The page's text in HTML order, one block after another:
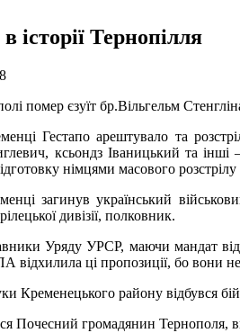
історії Тернопілля
помер єзуїт бр.Вільгельм
Гестапо арештувало та
ксьондз Іваницький та
німцями масового
загинув український
дивізії, полковник.
Уряду УРСР, маючи мандат
відхилила ці пропозиції, бо вони
Кременецького району відбувся
Почесний громадянин Тернополя,